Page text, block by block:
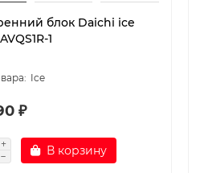
блок Daichi ice
1
Ice
₽
В корзину